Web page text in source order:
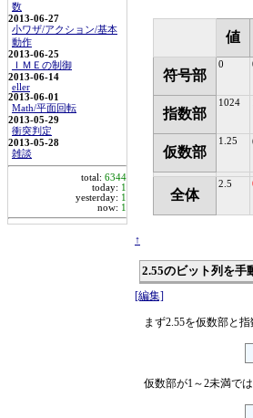
数
2013-06-27
小ワザ/アクション/基本
動作
2013-06-25
ＩＭＥの制御
2013-06-14
eller
2013-06-01
Math/平面回転
2013-05-29
衝突判定
2013-05-28
雑談
total: 6344
today: 1
yesterday: 1
now: 1
値
符号部
0
指数部
1024
仮数部
1.25
全体
2.5
↑
2.55のビット列を手
[編集]
まず2.55を仮数部と
仮数部が1～2未満で